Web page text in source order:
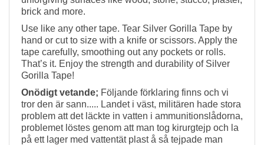
brick and more.
Use like any other tape. Tear Silver Gorilla Tape by
hand or cut to size with a knife or scissors. Apply the
tape carefully, smoothing out any pockets or rolls.
That’s it. Enjoy the strength and durability of Silver
Gorilla Tape!
Onödigt vetande; Följande förklaring finns och vi
tror den är sann..... Landet i väst, militären hade stora
problem att det läckte in vatten i ammunitionslådorna,
problemet löstes genom att man tog kirurgtejp och la
på ett lager med vattentät plast å så tejpade man